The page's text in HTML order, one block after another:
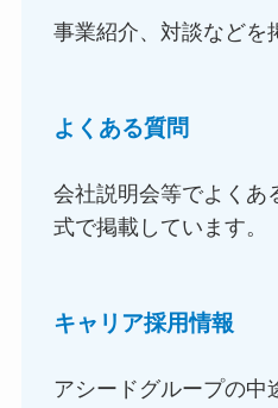
事業紹介、対談などを
よくある質問
会社説明会等でよくあ
式で掲載しています。
キャリア採用情報
アシードグループの中